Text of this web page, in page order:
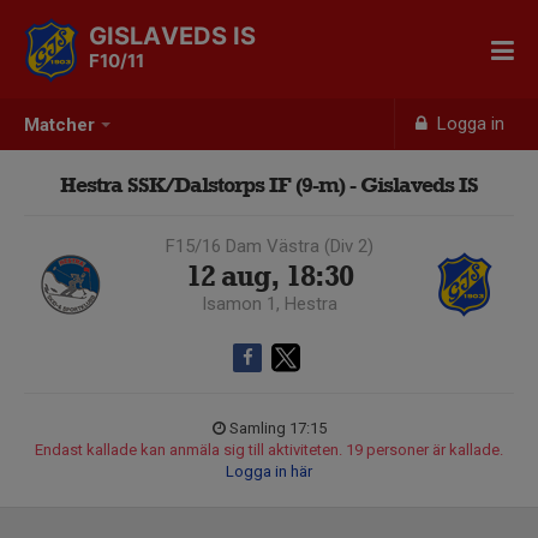
Matcher Logga in
GISLAVEDS IS
F10/11
Hestra SSK/Dalstorps IF (9-m) - Gislaveds IS
F15/16 Dam Västra (Div 2)
12 aug, 18:30
Isamon 1, Hestra
Samling 17:15
Endast kallade kan anmäla sig till aktiviteten. 19 personer är kallade.
Logga in här